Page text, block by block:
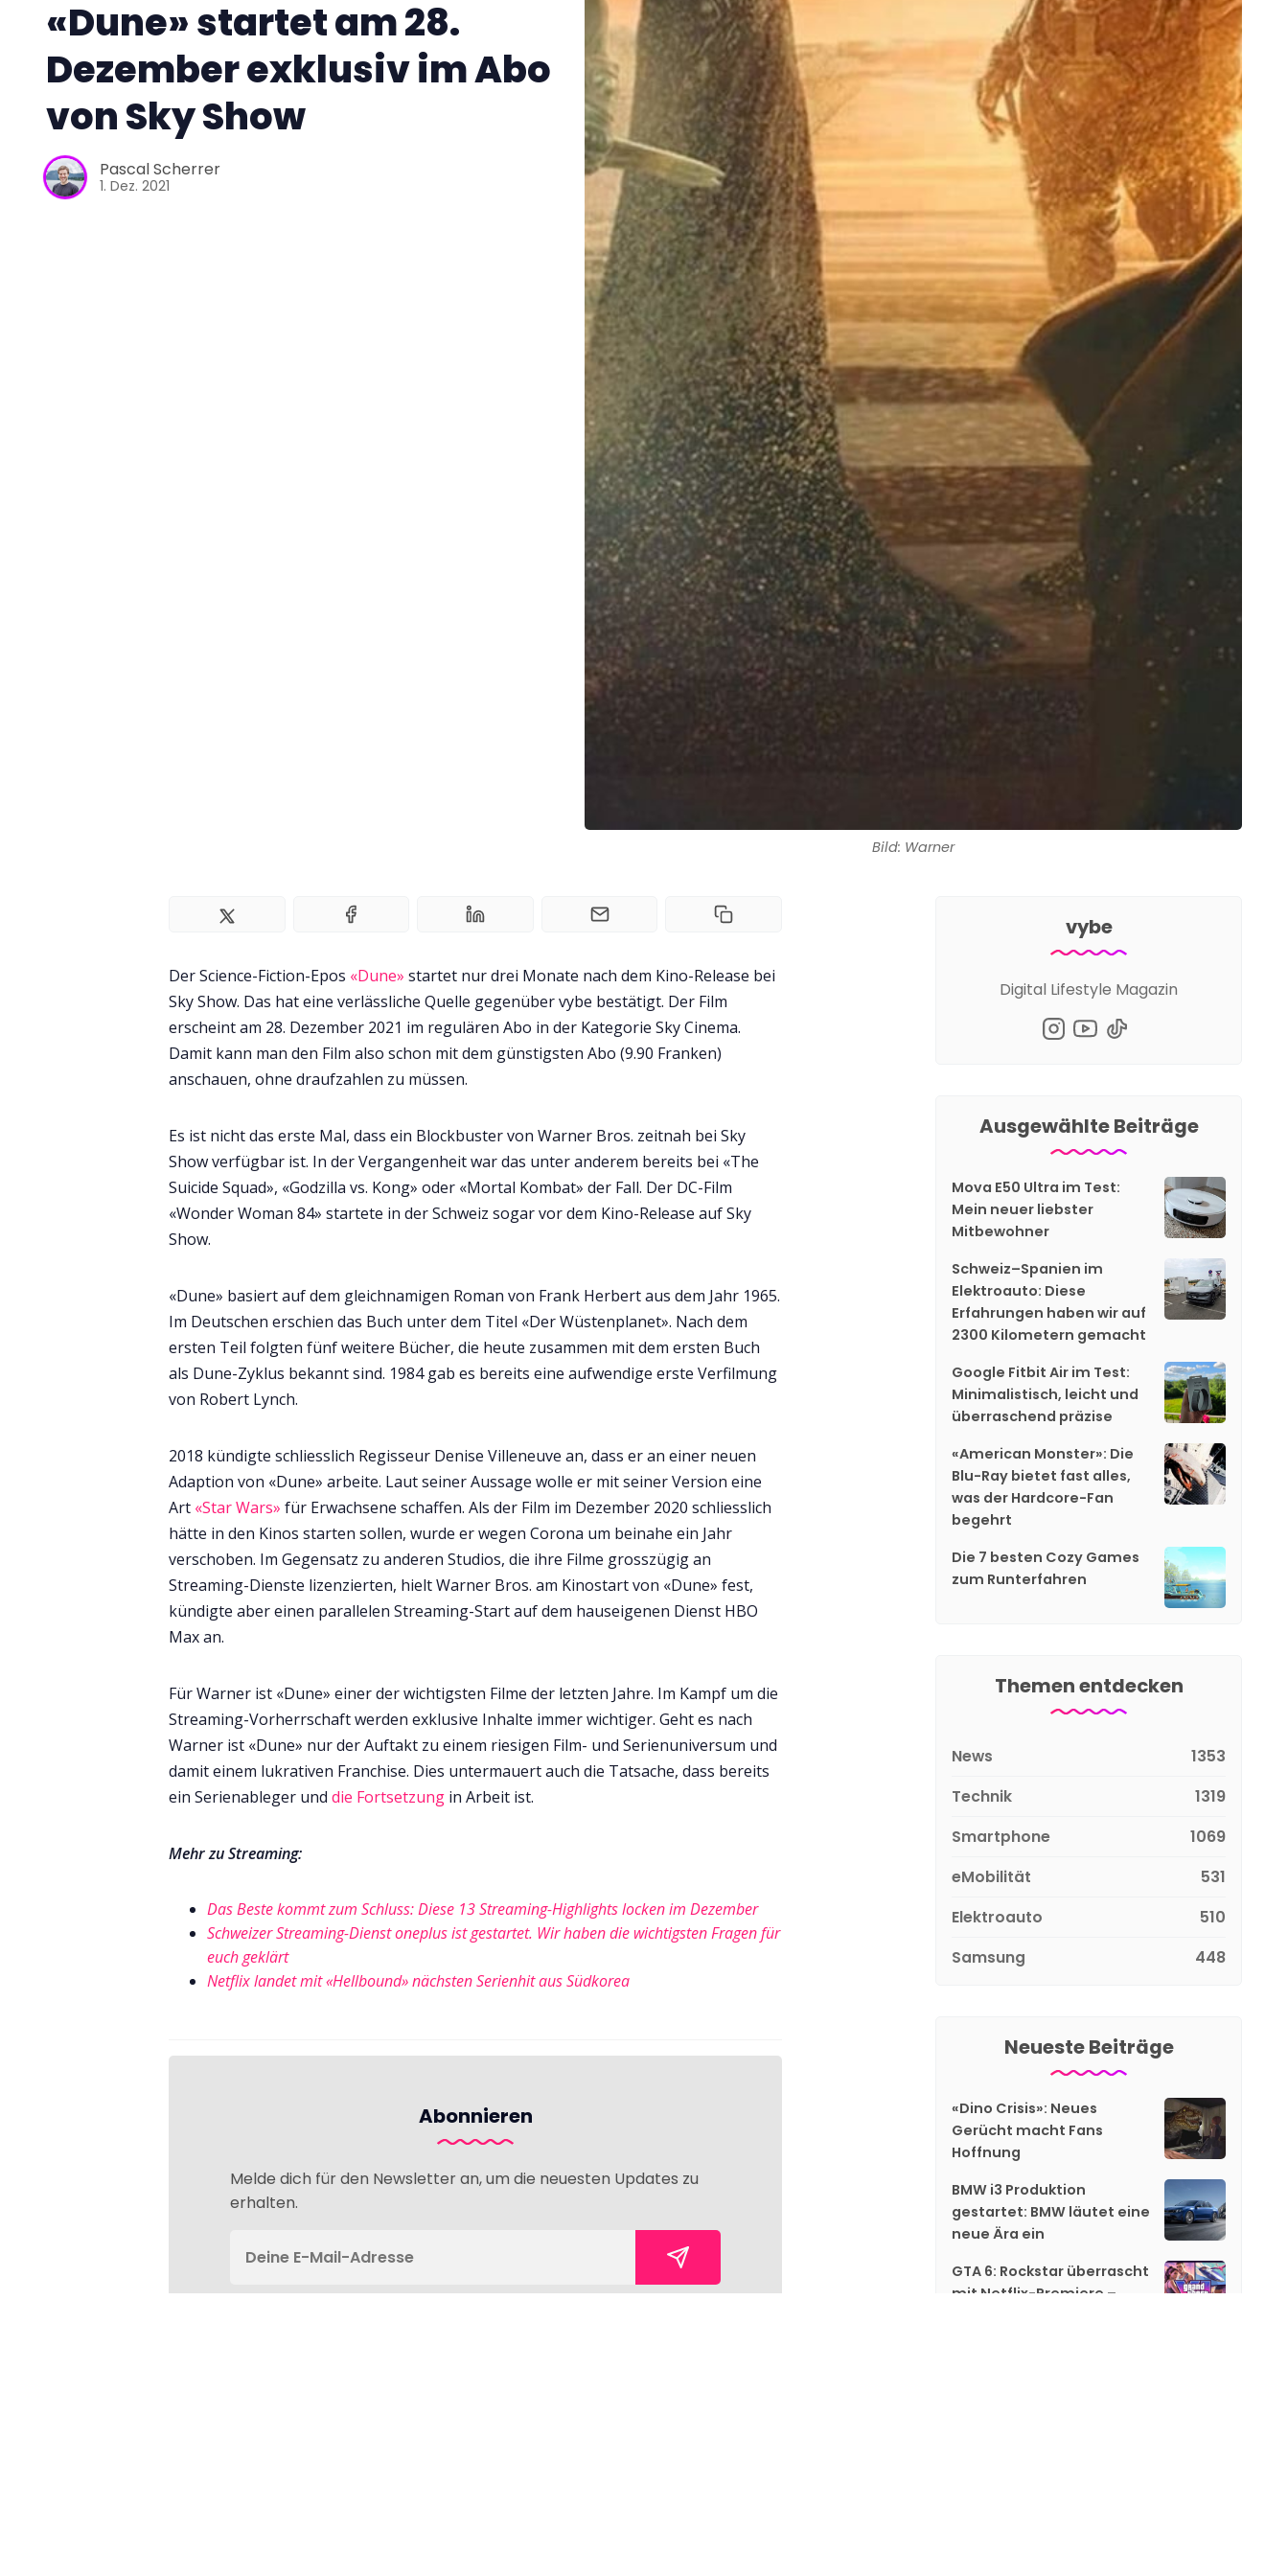
Bild: Warner
«Dune» startet am 28.
Dezember exklusiv im Abo
von Sky Show
Pascal Scherrer
1. Dez. 2021
Der Science-Fiction-Epos «Dune» startet nur drei Monate nach dem Kino-Release bei
Sky Show. Das hat eine verlässliche Quelle gegenüber vybe bestätigt. Der Film
erscheint am 28. Dezember 2021 im regulären Abo in der Kategorie Sky Cinema.
Damit kann man den Film also schon mit dem günstigsten Abo (9.90 Franken)
anschauen, ohne draufzahlen zu müssen.
Es ist nicht das erste Mal, dass ein Blockbuster von Warner Bros. zeitnah bei Sky
Show verfügbar ist. In der Vergangenheit war das unter anderem bereits bei «The
Suicide Squad», «Godzilla vs. Kong» oder «Mortal Kombat» der Fall. Der DC-Film
«Wonder Woman 84» startete in der Schweiz sogar vor dem Kino-Release auf Sky
Show.
«Dune» basiert auf dem gleichnamigen Roman von Frank Herbert aus dem Jahr 1965.
Im Deutschen erschien das Buch unter dem Titel «Der Wüstenplanet». Nach dem
ersten Teil folgten fünf weitere Bücher, die heute zusammen mit dem ersten Buch
als Dune-Zyklus bekannt sind. 1984 gab es bereits eine aufwendige erste Verfilmung
von Robert Lynch.
2018 kündigte schliesslich Regisseur Denise Villeneuve an, dass er an einer neuen
Adaption von «Dune» arbeite. Laut seiner Aussage wolle er mit seiner Version eine
Art «Star Wars» für Erwachsene schaffen. Als der Film im Dezember 2020 schliesslich
hätte in den Kinos starten sollen, wurde er wegen Corona um beinahe ein Jahr
verschoben. Im Gegensatz zu anderen Studios, die ihre Filme grosszügig an
Streaming-Dienste lizenzierten, hielt Warner Bros. am Kinostart von «Dune» fest,
kündigte aber einen parallelen Streaming-Start auf dem hauseigenen Dienst HBO
Max an.
Für Warner ist «Dune» einer der wichtigsten Filme der letzten Jahre. Im Kampf um die
Streaming-Vorherrschaft werden exklusive Inhalte immer wichtiger. Geht es nach
Warner ist «Dune» nur der Auftakt zu einem riesigen Film- und Serienuniversum und
damit einem lukrativen Franchise. Dies untermauert auch die Tatsache, dass bereits
ein Serienableger und die Fortsetzung in Arbeit ist.
Mehr zu Streaming:
Das Beste kommt zum Schluss: Diese 13 Streaming-Highlights locken im Dezember
Schweizer Streaming-Dienst oneplus ist gestartet. Wir haben die wichtigsten Fragen für
euch geklärt
Netflix landet mit «Hellbound» nächsten Serienhit aus Südkorea
Abonnieren
Melde dich für den Newsletter an, um die neuesten Updates zu
erhalten.
vybe
Digital Lifestyle Magazin
Ausgewählte Beiträge
Mova E50 Ultra im Test:
Mein neuer liebster
Mitbewohner
Schweiz–Spanien im
Elektroauto: Diese
Erfahrungen haben wir auf
2300 Kilometern gemacht
Google Fitbit Air im Test:
Minimalistisch, leicht und
überraschend präzise
«American Monster»: Die
Blu-Ray bietet fast alles,
was der Hardcore-Fan
begehrt
Die 7 besten Cozy Games
zum Runterfahren
Themen entdecken
News
1353
Technik
1319
Smartphone
1069
eMobilität
531
Elektroauto
510
Samsung
448
Neueste Beiträge
«Dino Crisis»: Neues
Gerücht macht Fans
Hoffnung
BMW i3 Produktion
gestartet: BMW läutet eine
neue Ära ein
GTA 6: Rockstar überrascht
mit Netflix-Premiere –